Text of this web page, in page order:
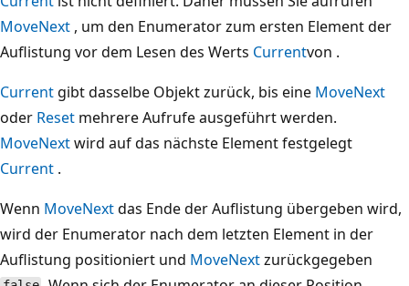
MoveNext , um den Enumerator zum ersten Element der
Auflistung vor dem Lesen des Werts Currentvon .
Current gibt dasselbe Objekt zurück, bis eine MoveNext
oder Reset mehrere Aufrufe ausgeführt werden.
MoveNextwird auf das nächste Element festgelegt
Current .
Wenn MoveNextdas Ende der Auflistung übergeben wird,
wird der Enumerator nach dem letzten Element in der
Auflistung positioniert und MoveNextzurückgegeben